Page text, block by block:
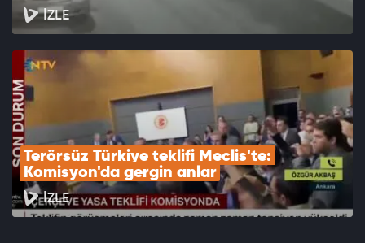
İZLE
Terörsüz Türkiye teklifi Meclis'te:
Komisyon'da gergin anlar
İZLE